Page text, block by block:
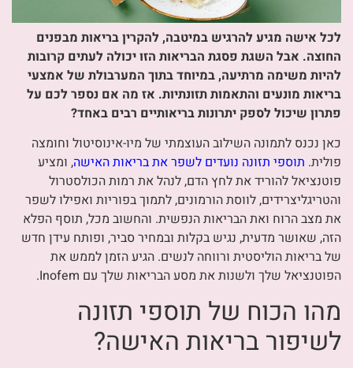
לכל אישה מגיע להרגיש במיטבה, להקרין בריאות מבפנים
החוצה. אבל השגת פסגת הבריאות הזו יכולה לעתים קרובות
להיות משימה מרתיעה, במיוחד בתוך המערבולת של אמצעי
בריאות מונעים והתאמות תזונתיות. אז מה אם נספר לכם על
פתרון שיכול לספק יתרונות בריאותיים רבים באחד?
כאן נכנס לתמונה השילוב העוצמתי של מיו-אינוסיטול וחומצה
פולית. תוספי תזונה נועדים לשפר את בריאות האישה, ומציע
פוטנציאל להוריד את לחץ הדם, לנהל את רמות הכולסטרול
והטריגליצרידים, לווסת הורמונים, לתמוך בפוריות ואפילו לשפר
את מצב הרוח ואת הבריאות הנפשית. והחשוב מכל, תוסף הפלא
הזה, שאושר מדעית, נגיש בקלות ובמחיר סביר, ופותח עידן חדש
של בריאות הוליסטית ורווחה לנשים. הגיע הזמן לממש את
הפוטנציאל שלך ולשנות את מסע הבריאות שלך עם Inofem.
מהו הכוח של תוספי תזונה
לשיפור בריאות האישה?